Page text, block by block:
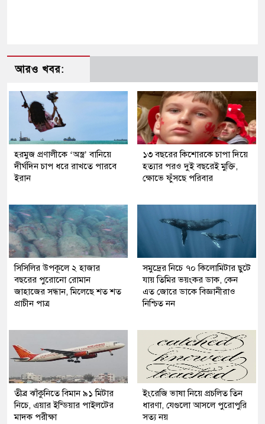
আরও খবর:
হরমুজ প্রণালীকে ‘অস্ত্র’ বানিয়ে
দীর্ঘদিন চাপ ধরে রাখতে পারবে
ইরান
১৩ বছরের কিশোরকে চাপা দিয়ে
হত্যার পরও দুই বছরেই মুক্তি,
ক্ষোভে ফুঁসছে পরিবার
সিসিলির উপকূলে ২ হাজার
বছরের পুরোনো রোমান
জাহাজের সন্ধান, মিলেছে শত শত
প্রাচীন পাত্র
সমুদ্রের নিচে ৭০ কিলোমিটার ছুটে
যায় তিমির ভয়ংকর ডাক, কেন
এত জোরে ডাকে বিজ্ঞানীরাও
নিশ্চিত নন
তীব্র ঝাঁকুনিতে বিমান ৯১ মিটার
নিচে, এয়ার ইন্ডিয়ার পাইলটের
মাদক পরীক্ষা
ইংরেজি ভাষা নিয়ে প্রচলিত তিন
ধারণা, যেগুলো আসলে পুরোপুরি
সত্য নয়